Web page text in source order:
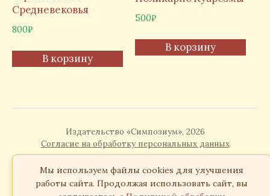
Средневековья
800₽
В корзину
500₽
В корзину
Издательство «Симпозиум», 2026
Согласие на обработку персональных данных
Мы используем файлы cookies для улучшения
работы сайта. Продолжая использовать сайт, вы